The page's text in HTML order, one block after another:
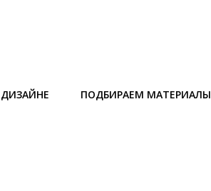
ПОДБИРАЕМ МАТЕРИАЛЫ